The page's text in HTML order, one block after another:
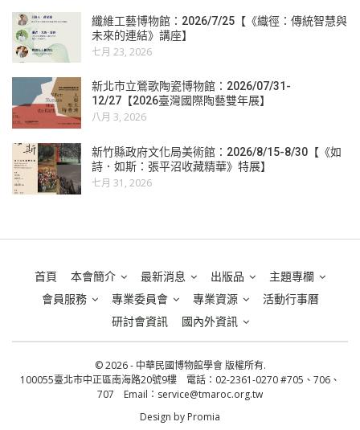
纖維工藝博物館：2026/7/25【《織徑：傳統智慧與
未來的連結》講座】
七月 23, 2026
新北市立鶯歌陶瓷博物館：2026/07/31-
12/27【2026臺灣國際陶藝雙年展】
八月 3, 2026
新竹縣政府文化局美術館：2026/8/15-8/30【《如
詩．如斯：張平沼收藏精華》特展】
七月 31, 2026
首頁 本會簡介 最新消息 出版品
主題專欄
會員服務
專業委員會 專業資源
活動行事曆
研討會資訊
國內外資訊
© 2026 - 中華民國博物館學會 版權所有.
100055臺北市中正區南海路20號9樓 電話：02-2361-0270 #705、706、
707 Email： service@tmaroc.org.tw
Design by Promia